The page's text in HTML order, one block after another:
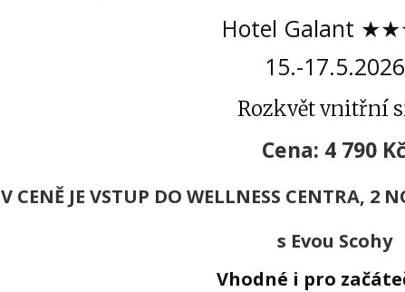
Hotel Galant
15.-17.5.2026
Rozkvět vnitřní
Cena: 4 790
V CENĚ JE VSTUP DO WELLNESS CENTRA, 2
s Evou Scohy
Vhodné i pro